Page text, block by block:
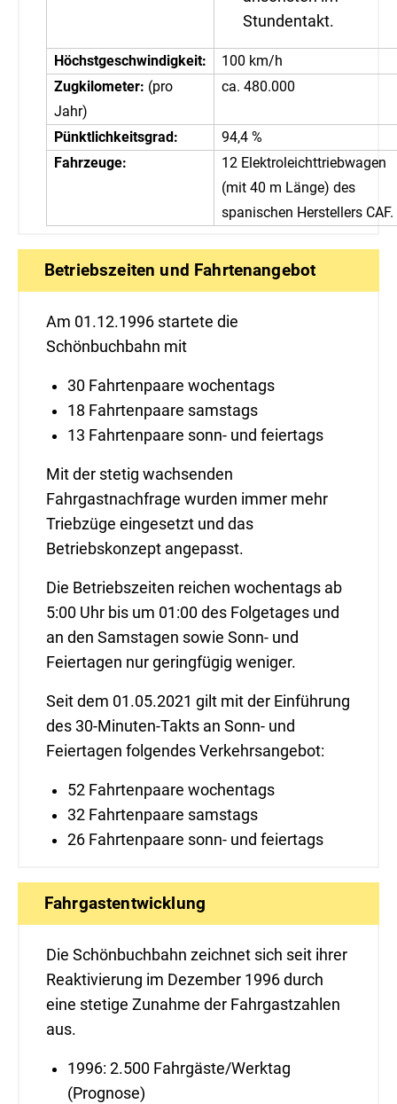
Stundentakt.
Höchstgeschwindigkeit:
100 km/h
Zugkilometer: (pro
Jahr)
ca. 480.000
Pünktlichkeitsgrad:
94,4 %
Fahrzeuge:
12 Elektroleichttriebwagen
(mit 40 m Länge) des
spanischen Herstellers CAF.
Betriebszeiten und Fahrtenangebot
Am 01.12.1996 startete die
Schönbuchbahn mit
30 Fahrtenpaare wochentags
18 Fahrtenpaare samstags
13 Fahrtenpaare sonn- und feiertags
Mit der stetig wachsenden
Fahrgastnachfrage wurden immer mehr
Triebzüge eingesetzt und das
Betriebskonzept angepasst.
Die Betriebszeiten reichen wochentags ab
5:00 Uhr bis um 01:00 des Folgetages und
an den Samstagen sowie Sonn- und
Feiertagen nur geringfügig weniger.
Seit dem 01.05.2021 gilt mit der Einführung
des 30-Minuten-Takts an Sonn- und
Feiertagen folgendes Verkehrsangebot:
52 Fahrtenpaare wochentags
32 Fahrtenpaare samstags
26 Fahrtenpaare sonn- und feiertags
Fahrgastentwicklung
Die Schönbuchbahn zeichnet sich seit ihrer
Reaktivierung im Dezember 1996 durch
eine stetige Zunahme der Fahrgastzahlen
aus.
1996: 2.500 Fahrgäste/Werktag
(Prognose)